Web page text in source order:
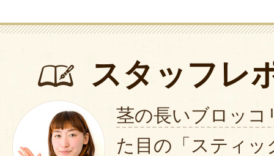
スタッフレ
茎の長いブロッコ
た目の「スティッ